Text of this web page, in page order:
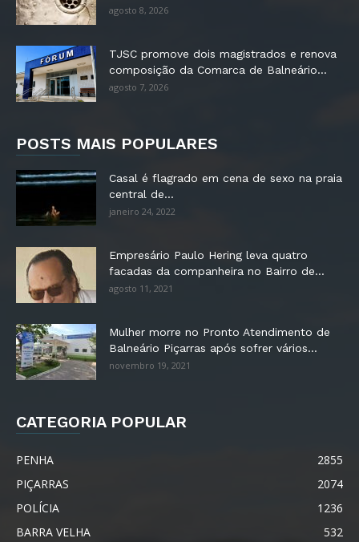
agosto 8, 2026
TJSC promove dois magistrados e renova
composição da Comarca de Balneário...
agosto 7, 2026
POSTS MAIS POPULARES
Casal é flagrado em cena de sexo na praia
central de...
janeiro 24, 2022
Empresário Paulo Hering leva quatro
facadas da companheira no Bairro de...
agosto 11, 2021
Mulher morre no Pronto Atendimento de
Balneário Piçarras após sofrer vários...
novembro 19, 2021
CATEGORIA POPULAR
PENHA
2855
PIÇARRAS
2074
POLÍCIA
1236
BARRA VELHA
532